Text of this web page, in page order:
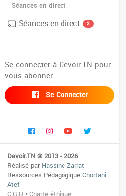
Séances en direct
Séances en direct 2
Se connecter à Devoir.TN pour
vous abonner.
Se Connecter
Devoir.TN © 2013 - 2026.
Réalisé parHassine Zarrat
Ressources PédagogiqueChortani
Atef